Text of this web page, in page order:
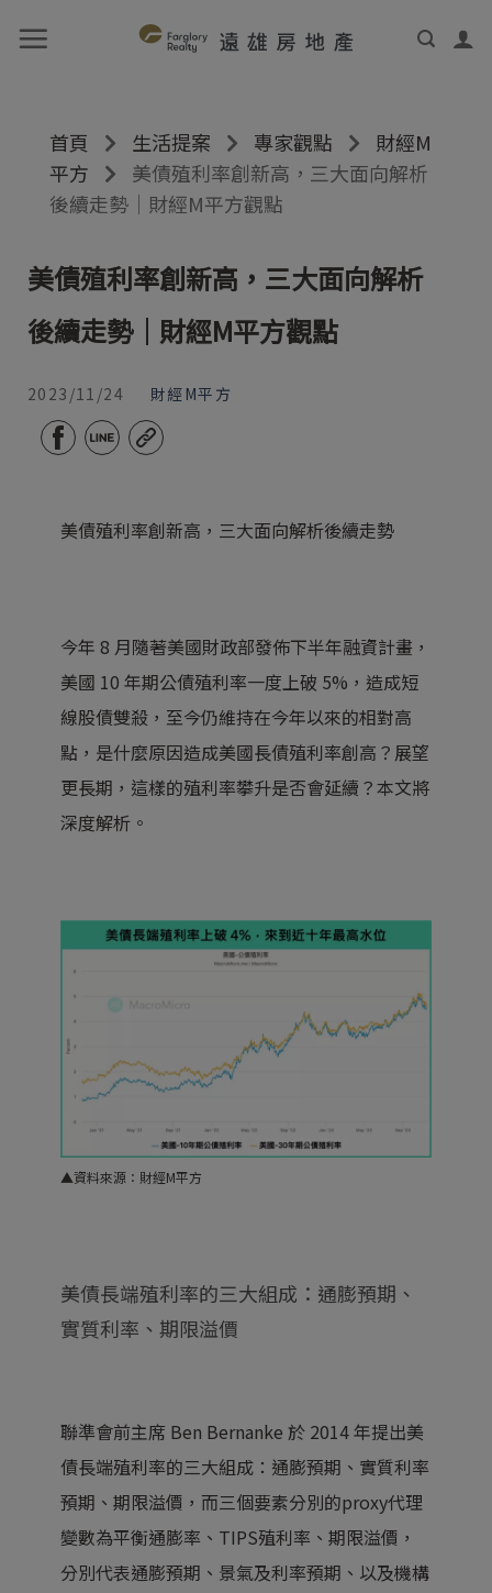
首頁 生活提案 專家觀點
財經M
平方
美債殖利率創新高，三大面向解析
後續走勢｜財經M平方觀點
美債殖利率創新高，三大面向解析
後續走勢｜財經M平方觀點
2023/11/24 財經M平方
美債殖利率創新高，三大面向解析後續走勢
今年 8 月隨著美國財政部發佈下半年融資計畫，
美國 10 年期公債殖利率一度上破 5%，造成短
線股債雙殺，至今仍維持在今年以來的相對高
點，是什麼原因造成美國長債殖利率創高？展望
更長期，這樣的殖利率攀升是否會延續？本文將
深度解析。
▲資料來源：財經M平方
美債長端殖利率的三大組成：通膨預期、
實質利率、期限溢價
聯準會前主席 Ben Bernanke 於 2014 年提出美
債長端殖利率的三大組成：通膨預期、實質利率
預期、期限溢價，而三個要素分別的proxy代理
變數為平衡通膨率、TIPS殖利率、期限溢價，
分別代表通膨預期、景氣及利率預期、以及機構